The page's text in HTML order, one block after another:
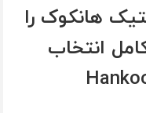
هانکوک را
انتخاب